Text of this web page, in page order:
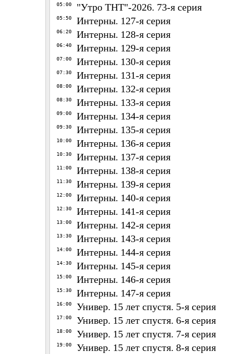
05:00 "Утро ТНТ"-2026. 73-я серия
05:50 Интерны. 127-я серия
06:20 Интерны. 128-я серия
06:40 Интерны. 129-я серия
07:00 Интерны. 130-я серия
07:30 Интерны. 131-я серия
08:00 Интерны. 132-я серия
08:30 Интерны. 133-я серия
09:00 Интерны. 134-я серия
09:30 Интерны. 135-я серия
10:00 Интерны. 136-я серия
10:30 Интерны. 137-я серия
11:00 Интерны. 138-я серия
11:30 Интерны. 139-я серия
12:00 Интерны. 140-я серия
12:30 Интерны. 141-я серия
13:00 Интерны. 142-я серия
13:30 Интерны. 143-я серия
14:00 Интерны. 144-я серия
14:30 Интерны. 145-я серия
15:00 Интерны. 146-я серия
15:30 Интерны. 147-я серия
16:00 Универ. 15 лет спустя. 5-я серия
17:00 Универ. 15 лет спустя. 6-я серия
18:00 Универ. 15 лет спустя. 7-я серия
19:00 Универ. 15 лет спустя. 8-я серия